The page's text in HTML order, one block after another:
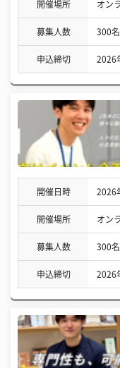
開催場所 オン
募集人数 300名
申込締切 2026
開催日時 2026
開催場所 オン
募集人数 300名
申込締切 2026